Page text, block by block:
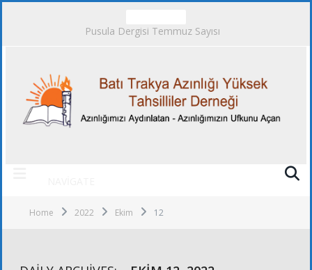
Pusula Dergisi Temmuz Sayısı
Home 2022 Ekim 12